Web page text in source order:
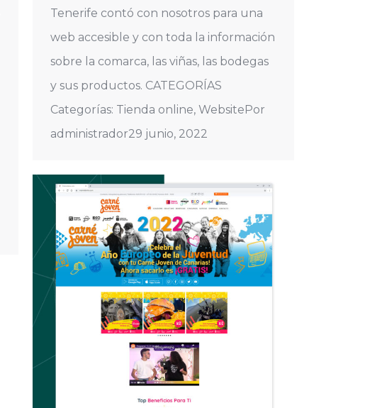
Tenerife contó con nosotros para una
web accesible y con toda la información
sobre la comarca, las viñas, las bodegas
y sus productos. CATEGORÍAS
Categorías: Tienda online, WebsitePor
administrador29 junio, 2022